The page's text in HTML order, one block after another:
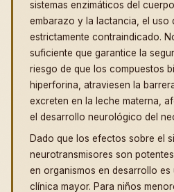
sistemas enzimáticos del
embarazo y la lactancia, el uso
estrictamente contraindicado.
suficiente que garantice la
riesgo de que los compuestos
hiperforina, atraviesen la
excreten en la leche materna,
el desarrollo neurológico del
Dado que los efectos sobre el
neurotransmisores son
en organismos en desarrollo
clínica mayor. Para niños